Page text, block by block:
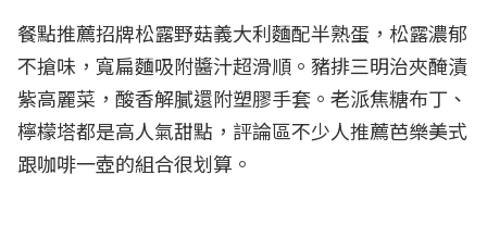
餐點推薦招牌松露野菇義大利麵配半熟蛋，松露濃郁
不搶味，寬扁麵吸附醬汁超滑順。豬排三明治夾醃漬
紫高麗菜，酸香解膩還附塑膠手套。老派焦糖布丁、
檸檬塔都是高人氣甜點，評論區不少人推薦芭樂美式
跟咖啡一壺的組合很划算。